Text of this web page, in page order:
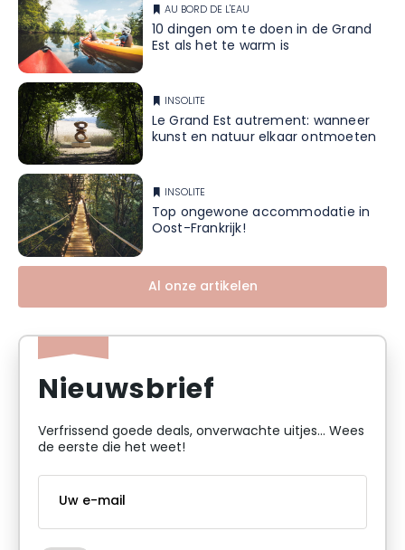
AU BORD DE L'EAU
10 dingen om te doen in de Grand
Est als het te warm is
INSOLITE
Le Grand Est autrement: wanneer
kunst en natuur elkaar ontmoeten
INSOLITE
Top ongewone accommodatie in
Oost-Frankrijk!
Al onze artikelen
Nieuwsbrief
Verfrissend goede deals, onverwachte uitjes... Wees
de eerste die het weet!